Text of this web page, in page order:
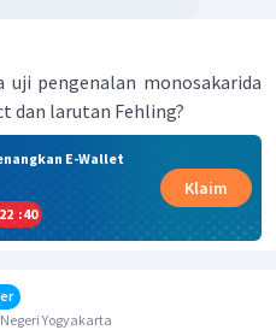
uji pengenalan monosakarida
dan larutan Fehling?
E-Wallet
22 :40
Klaim
Yogyakarta